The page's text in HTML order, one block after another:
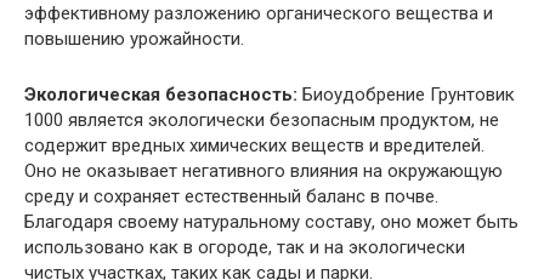
эффективному разложению органического вещества и
повышению урожайности.
Экологическая безопасность: Биоудобрение Грунтовик
1000 является экологически безопасным продуктом, не
содержит вредных химических веществ и вредителей.
Оно не оказывает негативного влияния на окружающую
среду и сохраняет естественный баланс в почве.
Благодаря своему натуральному составу, оно может быть
использовано как в огороде, так и на экологически
чистых участках, таких как сады и парки.